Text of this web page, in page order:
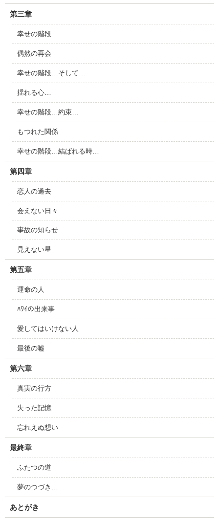
第三章
幸せの階段
偶然の再会
幸せの階段…そして…
揺れる心…
幸せの階段…約束…
もつれた関係
幸せの階段…結ばれる時…
第四章
恋人の過去
会えない日々
事故の知らせ
見えない星
第五章
運命の人
ﾊﾜｲの出来事
愛してはいけない人
最後の嘘
第六章
真実の行方
失った記憶
忘れえぬ想い
最終章
ふたつの道
夢のつづき…
あとがき